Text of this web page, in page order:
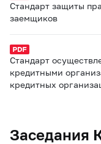
Стандарт защиты
заемщиков
Стандарт
кредитными
кредитных
Заседания